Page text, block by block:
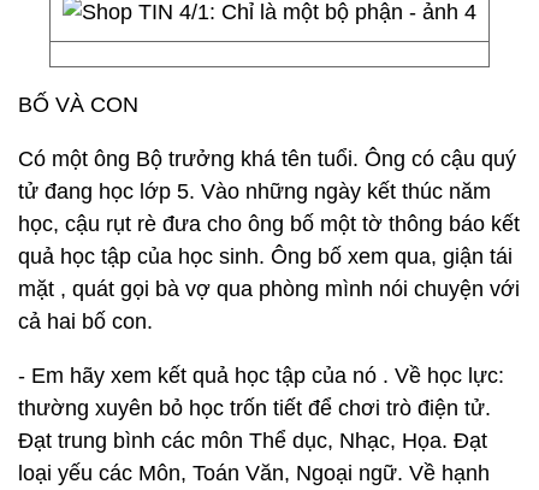
BỐ VÀ CON
Có một ông Bộ trưởng khá tên tuổi. Ông có cậu quý
tử đang học lớp 5. Vào những ngày kết thúc năm
học, cậu rụt rè đưa cho ông bố một tờ thông báo kết
quả học tập của học sinh. Ông bố xem qua, giận tái
mặt , quát gọi bà vợ qua phòng mình nói chuyện với
cả hai bố con.
- Em hãy xem kết quả học tập của nó . Về học lực:
thường xuyên bỏ học trốn tiết để chơi trò điện tử.
Đạt trung bình các môn Thể dục, Nhạc, Họa. Đạt
loại yếu các Môn, Toán Văn, Ngoại ngữ. Về hạnh